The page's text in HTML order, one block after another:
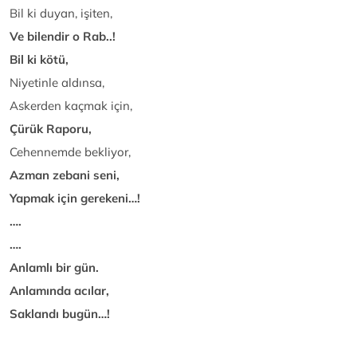
Bil ki duyan, işiten,
Ve bilendir o Rab..!
Bil ki kötü,
Niyetinle aldınsa,
Askerden kaçmak için,
Çürük Raporu,
Cehennemde bekliyor,
Azman zebani seni,
Yapmak için gerekeni…!
….
….
Anlamlı bir gün.
Anlamında acılar,
Saklandı bugün…!